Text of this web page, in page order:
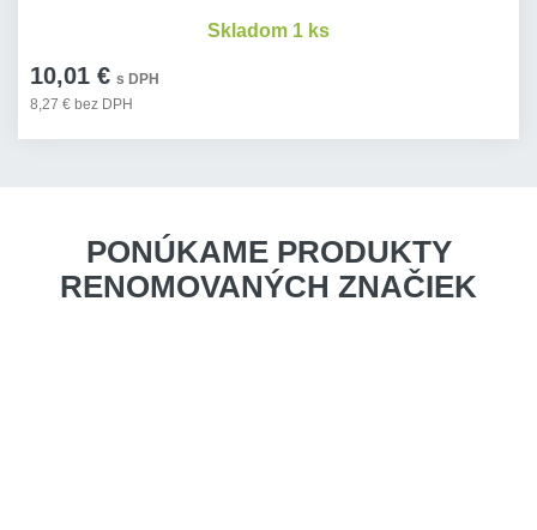
10,01 € s DPH
8,27 € bez DPH
Skladom 1 ks
PONÚKAME PRODUKTY
RENOMOVANÝCH ZNAČIEK